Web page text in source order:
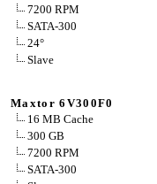
7200 RPM
SATA-300
24°
Slave
Maxtor 6V300F0
16 MB Cache
300 GB
7200 RPM
SATA-300